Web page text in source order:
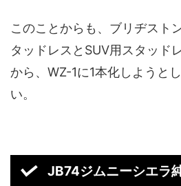
このことからも、ブリヂスト
タッドレスとSUV用スタッド
から、WZ-1に1本化しようと
い。
JB74ジムニーシエラ